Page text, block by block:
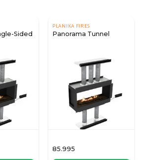
Sided
PLANIKA FIRES
Panorama Tunnel
85.995